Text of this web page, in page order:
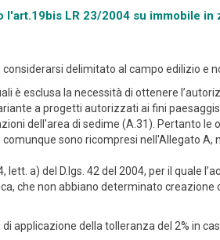
LR 23/2004 su immobile in
delimitato al campo edilizio e
è esclusa la necessità di ottenere
a progetti autorizzati ai fini
dell'area di sedime (A.31). Pertanto le
sono ricompresi nell'Allegato
a) del D.lgs. 42 del 2004, per il quale
che non abbiano determinato
applicazione della tolleranza del 2% in